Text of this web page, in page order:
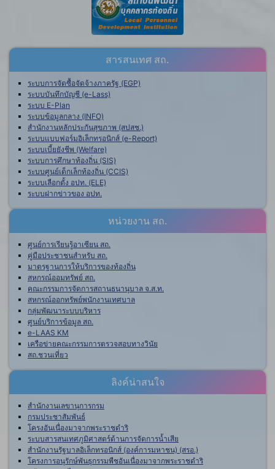
สารสนเทศ สถ.
ระบบการจัดซื้อจัดจ้างภาครัฐ (EGP)
ระบบบันทึกบัญชี (e-Lass)
ระบบ E-Plan
ระบบข้อมูลกลาง (INFO)
สำนักงานหลักประกันสุขภาพ (สปสช.)
ระบบแบบฟอร์มอิเล็กทรอนิกส์ (e-Report)
ระบบเบี้ยยังชีพ (Welfare)
ระบบการศึกษาท้องถิ่น (SIS)
ระบบศูนย์เด็กเล็กท้องถิ่น (CCIS)
ระบบเลือกตั้ง อปท. (ELE)
ระบบฝากข่าวของ อปท.
หน่วยงาน สถ.
ศูนย์การเรียนรู้อาเซียน สถ.
คู่มือประชาชนสำหรับ สถ.
มาตรฐานการให้บริการของท้องถิ่น
สหกรณ์ออมทรัพย์ สถ.
คณะกรรมการจัดการสถานธนานุบาล จ.ส.ท.
สหกรณ์ออกทรัพย์พนักงานเทศบาล
กลุ่มพัฒนาระบบบริหาร
ศูนย์บริการข้อมูล สถ.
e-LAAS KM
เครือข่ายคณะกรรมการตรวจสอบทางวินัย
สถ.ชวนเที่ยว
ลิงค์น่าสนใจ
สำนักงานเลขานุการกรม
กรมประชาสัมพันธ์
โครงอันเนื่องมาจากพระราชดำริ
ระบบสารสนเทศภูมิศาสตร์ด้านการจัดการน้ำเสีย
สำนักงานรัฐบาลอิเล็กทรอนิกส์ (องค์การมหาชน) (สรอ.)
โครงการอนุรักษ์พันธุกรรมพืชอันเนื่องมาจากพระราชดำริ